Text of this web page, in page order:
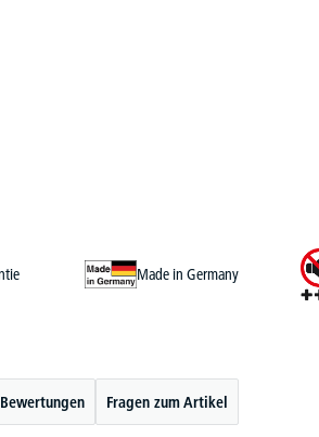
Made in Germany
Bewertungen Fragen zum Artikel